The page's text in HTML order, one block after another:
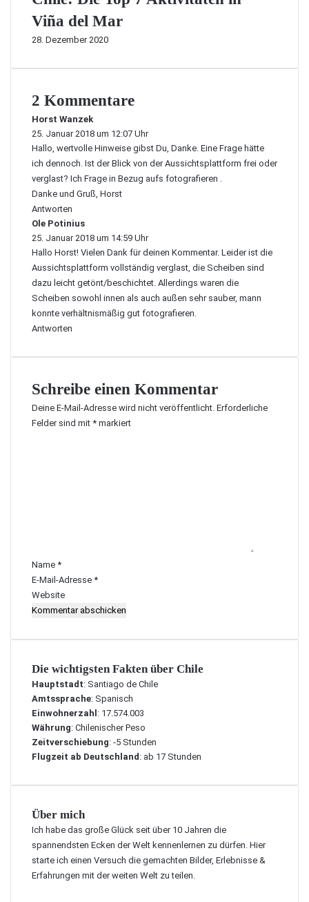
Viña del Mar
28. Dezember 2020
2 Kommentare
Horst Wanzek
a
g
t
:
25. Januar 2018 um 12:07 Uhr
Hallo, wertvolle Hinweise gibst Du, Danke. Eine Frage hätte
ich dennoch. Ist der Blick von der Aussichtsplattform frei oder
verglast? Ich Frage in Bezug aufs fotografieren .
Danke und Gruß, Horst
Antworten
Ole Potinius
a
g
t
:
25. Januar 2018 um 14:59 Uhr
Hallo Horst! Vielen Dank für deinen Kommentar. Leider ist die
Aussichtsplattform vollständig verglast, die Scheiben sind
dazu leicht getönt/beschichtet. Allerdings waren die
Scheiben sowohl innen als auch außen sehr sauber, mann
konnte verhältnismäßig gut fotografieren.
Antworten
Schreibe einen Kommentar
Deine E-Mail-Adresse wird nicht veröffentlicht. Erforderliche
Felder sind mit * markiert
r
*
Name *
E-Mail-Adresse *
Website
Die wichtigsten Fakten über Chile
Hauptstadt: Santiago de Chile
Amtssprache: Spanisch
Einwohnerzahl : 17.574.003
Währung: Chilenischer Peso
Zeitverschiebung: -5 Stunden
Flugzeit ab Deutschland : ab 17 Stunden
Über mich
Ich habe das große Glück seit über 10 Jahren die
spannendsten Ecken der Welt kennenlernen zu dürfen. Hier
starte ich einen Versuch die gemachten Bilder, Erlebnisse &
Erfahrungen mit der weiten Welt zu teilen.